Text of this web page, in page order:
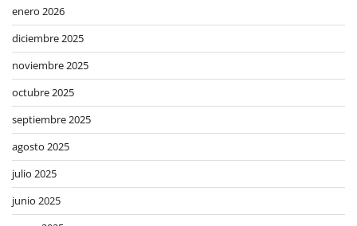
enero 2026
diciembre 2025
noviembre 2025
octubre 2025
septiembre 2025
agosto 2025
julio 2025
junio 2025